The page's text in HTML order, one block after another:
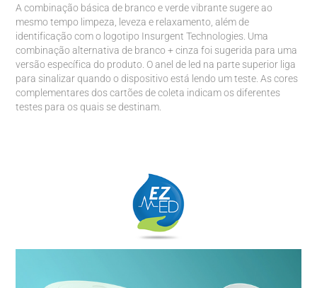
A combinação básica de branco e verde vibrante sugere ao
mesmo tempo limpeza, leveza e relaxamento, além de
identificação com o logotipo Insurgent Technologies. Uma
combinação alternativa de branco + cinza foi sugerida para uma
versão específica do produto. O anel de led na parte superior liga
para sinalizar quando o dispositivo está lendo um teste. As cores
complementares dos cartões de coleta indicam os diferentes
testes para os quais se destinam.